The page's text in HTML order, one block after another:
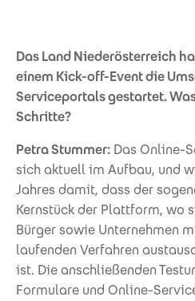
Das Land Niederösterreich
einem Kick-off-Event die
Serviceportals gestartet.
Schritte?
Petra Stummer: Das Online-
sich aktuell im Aufbau, und
Jahres damit, dass der
Kernstück der Plattform, wo
Bürger sowie Unternehmen
laufenden Verfahren
ist. Die anschließenden
Formulare und Online-